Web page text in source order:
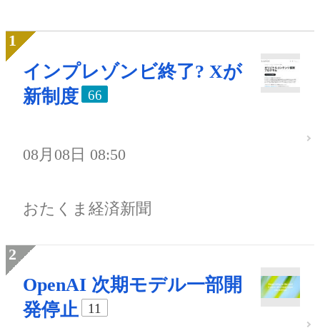
インプレゾンビ終了? Xが
新制度
66
08月08日 08:50
おたくま経済新聞
OpenAI 次期モデル一部開
発停止
11